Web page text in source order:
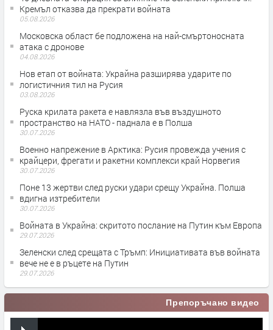
Кремъл отказва да прекрати войната
05.08.2026
Московска област бе подложена на най-смъртоносната
атака с дронове
04.08.2026
Нов етап от войната: Украйна разширява ударите по
логистичния тил на Русия
03.08.2026
Руска крилата ракета е навлязла във въздушното
пространство на НАТО - паднала е в Полша
30.07.2026
Военно напрежение в Арктика: Русия провежда учения с
крайцери, фрегати и ракетни комплекси край Норвегия
30.07.2026
Поне 13 жертви след руски удари срещу Украйна. Полша
вдигна изтребители
30.07.2026
Войната в Украйна: скритото послание на Путин към Европа
29.07.2026
Зеленски след срещата с Тръмп: Инициативата във войната
вече не е в ръцете на Путин
29.07.2026
Препоръчано видео